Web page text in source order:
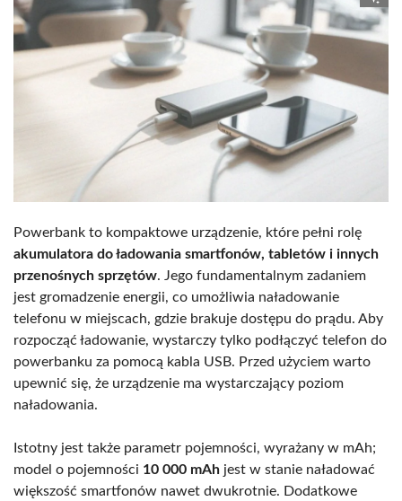
Powerbank to kompaktowe urządzenie, które pełni rolę
akumulatora do ładowania smartfonów, tabletów i innych
przenośnych sprzętów. Jego fundamentalnym zadaniem
jest gromadzenie energii, co umożliwia naładowanie
telefonu w miejscach, gdzie brakuje dostępu do prądu. Aby
rozpocząć ładowanie, wystarczy tylko podłączyć telefon do
powerbanku za pomocą kabla USB. Przed użyciem warto
upewnić się, że urządzenie ma wystarczający poziom
naładowania.
Istotny jest także parametr pojemności, wyrażany w mAh;
model o pojemności 10 000 mAh jest w stanie naładować
większość smartfonów nawet dwukrotnie. Dodatkowe